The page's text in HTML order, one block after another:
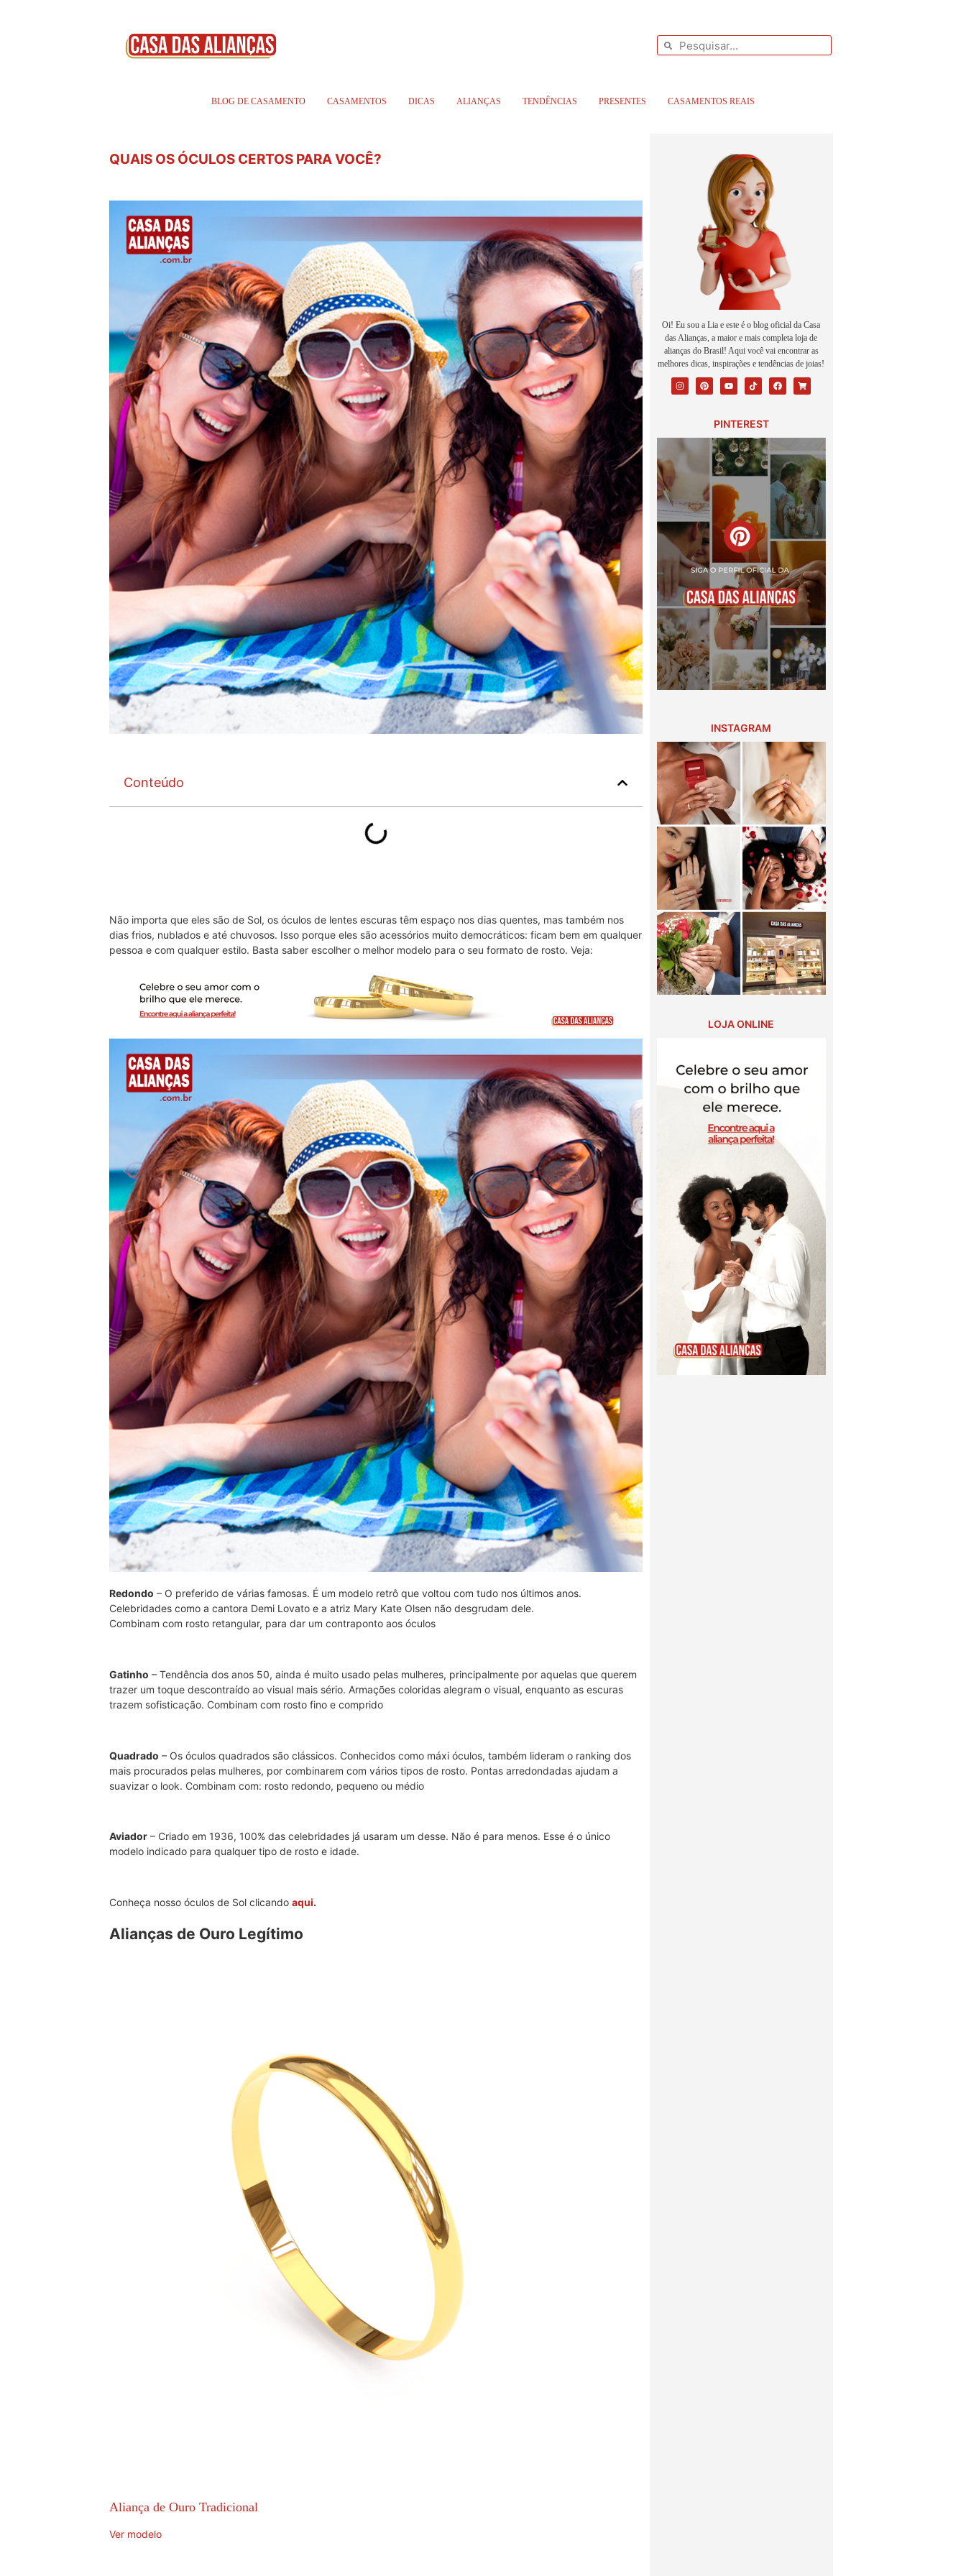
BLOG DE CASAMENTO CASAMENTOS DICAS ALIANÇAS TENDÊNCIAS PRESENTES CASAMENTOS REAIS
QUAIS OS ÓCULOS CERTOS PARA VOCÊ?
Conteúdo
Não importa que eles são de Sol, os óculos de lentes escuras têm espaço nos dias quentes, mas também nos
dias frios, nublados e até chuvosos. Isso porque eles são acessórios muito democráticos: ficam bem em qualquer
pessoa e com qualquer estilo. Basta saber escolher o melhor modelo para o seu formato de rosto. Veja:
Redondo – O preferido de várias famosas. É um modelo retrô que voltou com tudo nos últimos anos.
Celebridades como a cantora Demi Lovato e a atriz Mary Kate Olsen não desgrudam dele.
Combinam com rosto retangular, para dar um contraponto aos óculos
Gatinho – Tendência dos anos 50, ainda é muito usado pelas mulheres, principalmente por aquelas que querem
trazer um toque descontraído ao visual mais sério. Armações coloridas alegram o visual, enquanto as escuras
trazem sofisticação. Combinam com rosto fino e comprido
Quadrado – Os óculos quadrados são clássicos. Conhecidos como máxi óculos, também lideram o ranking dos
mais procurados pelas mulheres, por combinarem com vários tipos de rosto. Pontas arredondadas ajudam a
suavizar o look. Combinam com: rosto redondo, pequeno ou médio
Aviador – Criado em 1936, 100% das celebridades já usaram um desse. Não é para menos. Esse é o único
modelo indicado para qualquer tipo de rosto e idade.
Conheça nosso óculos de Sol clicando aqui.
Alianças de Ouro Legítimo
Aliança de Ouro Tradicional
Ver modelo
Oi! Eu sou a Lia e este é o blog oficial da Casa
das Alianças, a maior e mais completa loja de
alianças do Brasil! Aqui você vai encontrar as
melhores dicas, inspirações e tendências de joias!
PINTEREST
INSTAGRAM
LOJA ONLINE